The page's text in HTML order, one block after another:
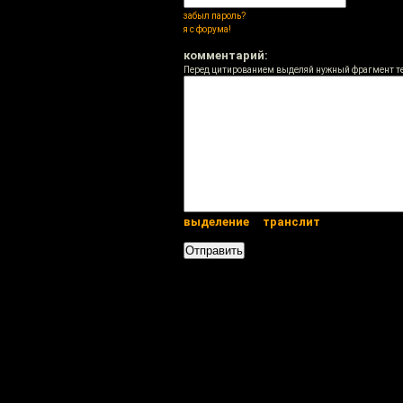
забыл пароль?
я с форума!
комментарий:
Перед цитированием выделяй нужный фрагмент
выделение транслит